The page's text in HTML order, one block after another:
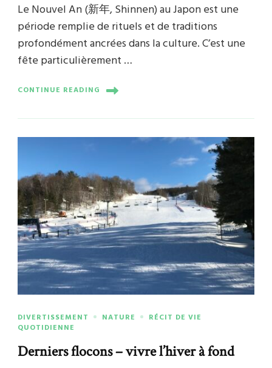
Le Nouvel An (新年, Shinnen) au Japon est une
période remplie de rituels et de traditions
profondément ancrées dans la culture. C’est une
fête particulièrement …
CONTINUE READING
DIVERTISSEMENT NATURE
RÉCIT DE VIE
QUOTIDIENNE
Derniers flocons – vivre l’hiver à fond